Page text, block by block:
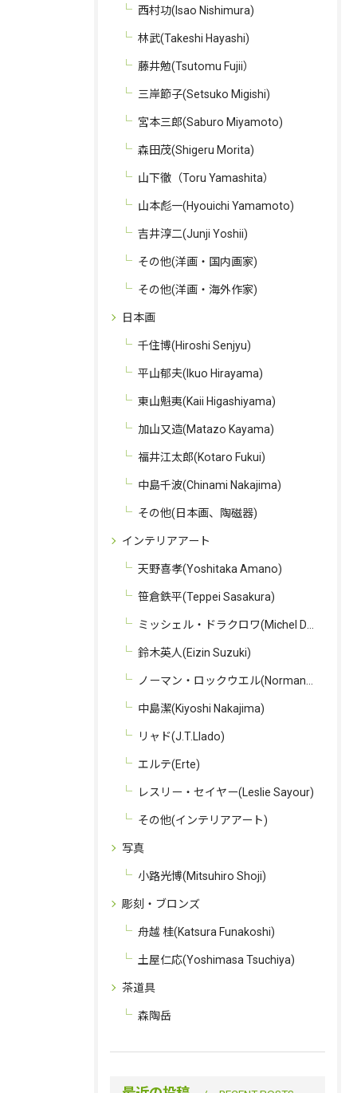
西村功(Isao Nishimura)
林武(Takeshi Hayashi)
藤井勉(Tsutomu Fujii）
三岸節子(Setsuko Migishi)
宮本三郎(Saburo Miyamoto)
森田茂(Shigeru Morita)
山下徹（Toru Yamashita）
山本彪一(Hyouichi Yamamoto)
吉井淳二(Junji Yoshii)
その他(洋画・国内画家)
その他(洋画・海外作家)
日本画
千住博(Hiroshi Senjyu)
平山郁夫(Ikuo Hirayama)
東山魁夷(Kaii Higashiyama)
加山又造(Matazo Kayama)
福井江太郎(Kotaro Fukui)
中島千波(Chinami Nakajima)
その他(日本画、陶磁器)
インテリアアート
天野喜孝(Yoshitaka Amano)
笹倉鉄平(Teppei Sasakura)
ミッシェル・ドラクロワ(Michel Delacroix)
鈴木英人(Eizin Suzuki)
ノーマン・ロックウエル(Norman Rockwell)
中島潔(Kiyoshi Nakajima)
リャド(J.T.Llado)
エルテ(Erte)
レスリー・セイヤー(Leslie Sayour)
その他(インテリアアート)
写真
小路光博(Mitsuhiro Shoji)
彫刻・ブロンズ
舟越 桂(Katsura Funakoshi)
土屋仁応(Yoshimasa Tsuchiya)
茶道具
森陶岳